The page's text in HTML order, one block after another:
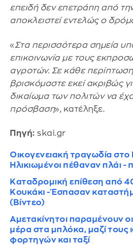
επειδή δεν επετράπη από
αποκλειστεί εντελώς ο
«Στα περισσότερα σημεία
επικοινωνία με τους
αγροτών. Σε κάθε
βρισκόμαστε εκεί ακριβώς
δικαίωμα των πολιτών να
πρόσβαση», κατέληξε.
Πηγή: skai.gr
Οικογενειακή τραγωδία στο
Ηλικιωμένοι πέθαναν πλάι -
Καταδρομική επίθεση από
Κουκάκι - Έσπασαν
(Βίντεο)
Αμετακίνητοι παραμένουν
μέρα στα μπλόκα, μαζί τους
φορτηγών και ταξί